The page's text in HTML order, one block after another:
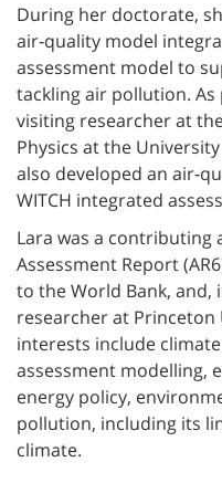
During her doctorate,
air‑quality model
assessment model to
tackling air pollution. As
visiting researcher at
Physics at the
also developed an
WITCH integrated
Lara was a contributing
Assessment Report
to the World Bank, and,
researcher at
interests include
assessment modelling,
energy policy,
pollution, including its
climate.